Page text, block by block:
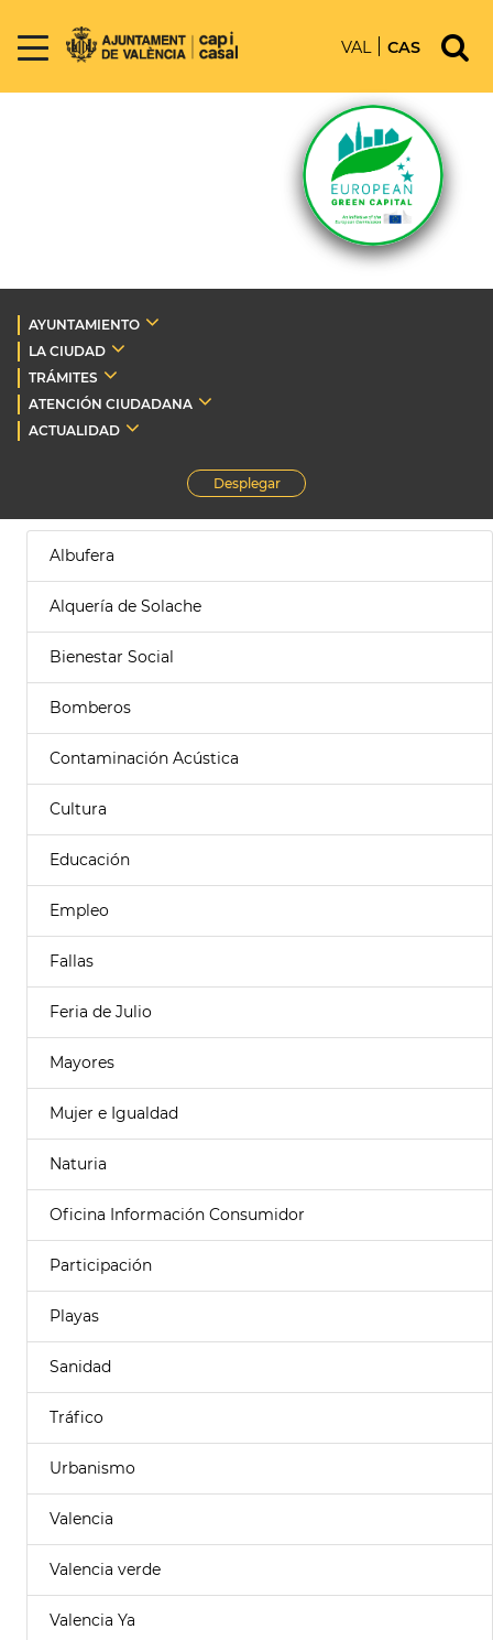
VAL CAS
AYUNTAMIENTO
LA CIUDAD
TRÁMITES
ATENCIÓN CIUDADANA
ACTUALIDAD
Desplegar
Albufera
Alquería de Solache
Bienestar Social
Bomberos
Contaminación Acústica
Cultura
Educación
Empleo
Fallas
Feria de Julio
Mayores
Mujer e Igualdad
Naturia
Oficina Información Consumidor
Participación
Playas
Sanidad
Tráfico
Urbanismo
Valencia
Valencia verde
Valencia Ya